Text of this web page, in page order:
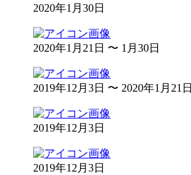
2020年1月30日
2020年1月21日 〜 1月30日
2019年12月3日 〜 2020年1月21日
2019年12月3日
2019年12月3日